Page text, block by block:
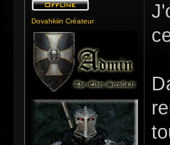
Dovahkiin Créateur